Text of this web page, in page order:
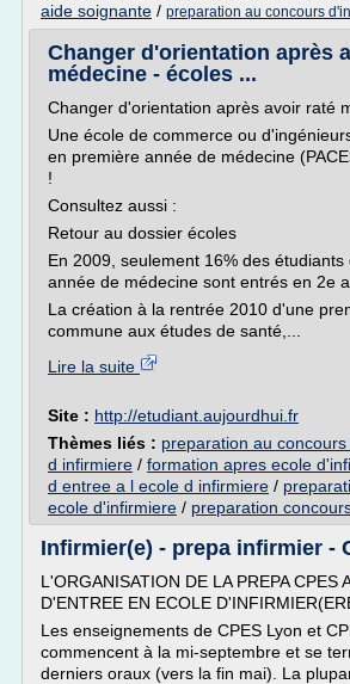
aide soignante / preparation au concours
Changer d'orientation après
médecine - écoles ...
Changer d'orientation après avoir raté
Une école de commerce ou
en première année de médecine
!
Consultez aussi :
Retour au dossier écoles
En 2009, seulement 16% des
année de médecine sont entrés en 2e
La création à la rentrée 2010 d'une
commune aux études de santé,...
Lire la suite
Site : http://etudiant.aujourdhui.fr
Thèmes liés : preparation au
d infirmiere / formation apres ecole
d entree a l ecole d infirmiere /
ecole d'infirmiere / preparation
Infirmier(e) - prepa infirmier -
L'ORGANISATION DE LA PREPA CPES
D'ENTREE EN ECOLE
Les enseignements de CPES Lyon et
commencent à la mi-septembre et se
derniers oraux (vers la fin mai). La